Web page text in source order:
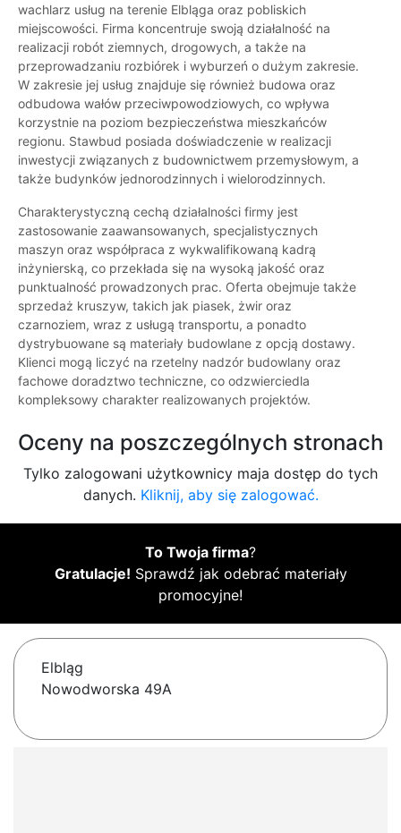
wachlarz usług na terenie Elbląga oraz pobliskich
miejscowości. Firma koncentruje swoją działalność na
realizacji robót ziemnych, drogowych, a także na
przeprowadzaniu rozbiórek i wyburzeń o dużym zakresie.
W zakresie jej usług znajduje się również budowa oraz
odbudowa wałów przeciwpowodziowych, co wpływa
korzystnie na poziom bezpieczeństwa mieszkańców
regionu. Stawbud posiada doświadczenie w realizacji
inwestycji związanych z budownictwem przemysłowym, a
także budynków jednorodzinnych i wielorodzinnych.
Charakterystyczną cechą działalności firmy jest
zastosowanie zaawansowanych, specjalistycznych
maszyn oraz współpraca z wykwalifikowaną kadrą
inżynierską, co przekłada się na wysoką jakość oraz
punktualność prowadzonych prac. Oferta obejmuje także
sprzedaż kruszyw, takich jak piasek, żwir oraz
czarnoziem, wraz z usługą transportu, a ponadto
dystrybuowane są materiały budowlane z opcją dostawy.
Klienci mogą liczyć na rzetelny nadzór budowlany oraz
fachowe doradztwo techniczne, co odzwierciedla
kompleksowy charakter realizowanych projektów.
Oceny na poszczególnych stronach
Tylko zalogowani użytkownicy maja dostęp do tych
danych. Kliknij, aby się zalogować.
To Twoja firma?
Gratulacje! Sprawdź jak odebrać materiały
promocyjne!
Elbląg
Nowodworska 49A